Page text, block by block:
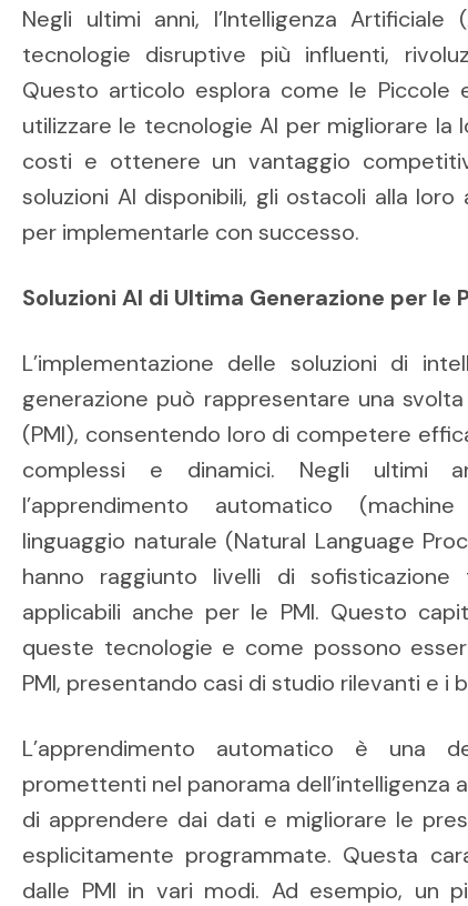
Negli ultimi anni, l’Intelligenza
tecnologie disruptive più influenti,
Questo articolo esplora come le Piccole
utilizzare le tecnologie AI per migliorare la
costi e ottenere un vantaggio
soluzioni AI disponibili, gli ostacoli alla
per implementarle con successo.
Soluzioni AI di Ultima Generazione per le
L’implementazione delle soluzioni di
generazione può rappresentare una
(PMI), consentendo loro di competere
complessi e dinamici. Negli ultimi
l’apprendimento automatico
linguaggio naturale (Natural Language
hanno raggiunto livelli di
applicabili anche per le PMI. Questo
queste tecnologie e come possono
PMI, presentando casi di studio rilevanti e i
L’apprendimento automatico è una
promettenti nel panorama dell’intelligenza
di apprendere dai dati e migliorare le
esplicitamente programmate. Questa
dalle PMI in vari modi. Ad esempio, un